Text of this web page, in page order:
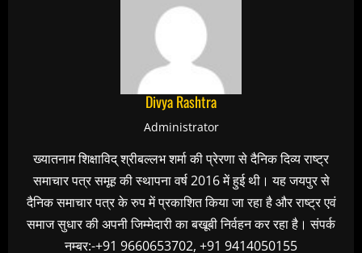
Divya Rashtra
Administrator
ख्यातनाम शिक्षाविद् श्रीबल्लभ शर्मा की प्रेरणा से दैनिक दिव्य राष्ट्र
समाचार पत्र समूह की स्थापना वर्ष 2016 में हुई थी। यह जयपुर से
दैनिक समाचार पत्र के रुप में प्रकाशित किया जा रहा है और राष्ट्र एवं
समाज सुधार की अपनी जिम्मेदारी का बखूबी निर्वहन कर रहा है। संपर्क
नम्बर:-+91 9660653702, +91 9414050155